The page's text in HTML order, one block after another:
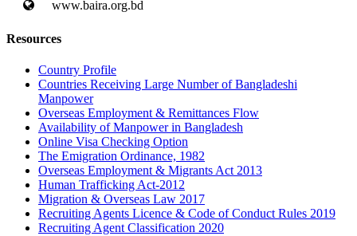
www.baira.org.bd
Resources
Country Profile
Countries Receiving Large Number of Bangladeshi
Manpower
Overseas Employment & Remittances Flow
Availability of Manpower in Bangladesh
Online Visa Checking Option
The Emigration Ordinance, 1982
Overseas Employment & Migrants Act 2013
Human Trafficking Act-2012
Migration & Overseas Law 2017
Recruiting Agents Licence & Code of Conduct Rules 2019
Recruiting Agent Classification 2020